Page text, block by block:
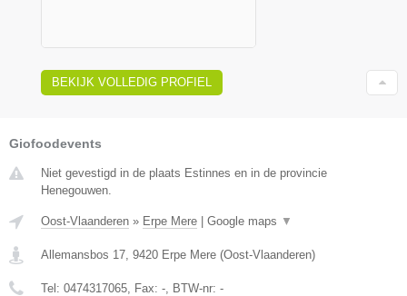
BEKIJK VOLLEDIG PROFIEL
Giofoodevents
Niet gevestigd in de plaats Estinnes en in de provincie
Henegouwen.
Oost-Vlaanderen » Erpe Mere | Google maps ▼
Allemansbos 17 9420 Erpe Mere (Oost-Vlaanderen)
Tel: 0474317065 , Fax: - , BTW-nr: -